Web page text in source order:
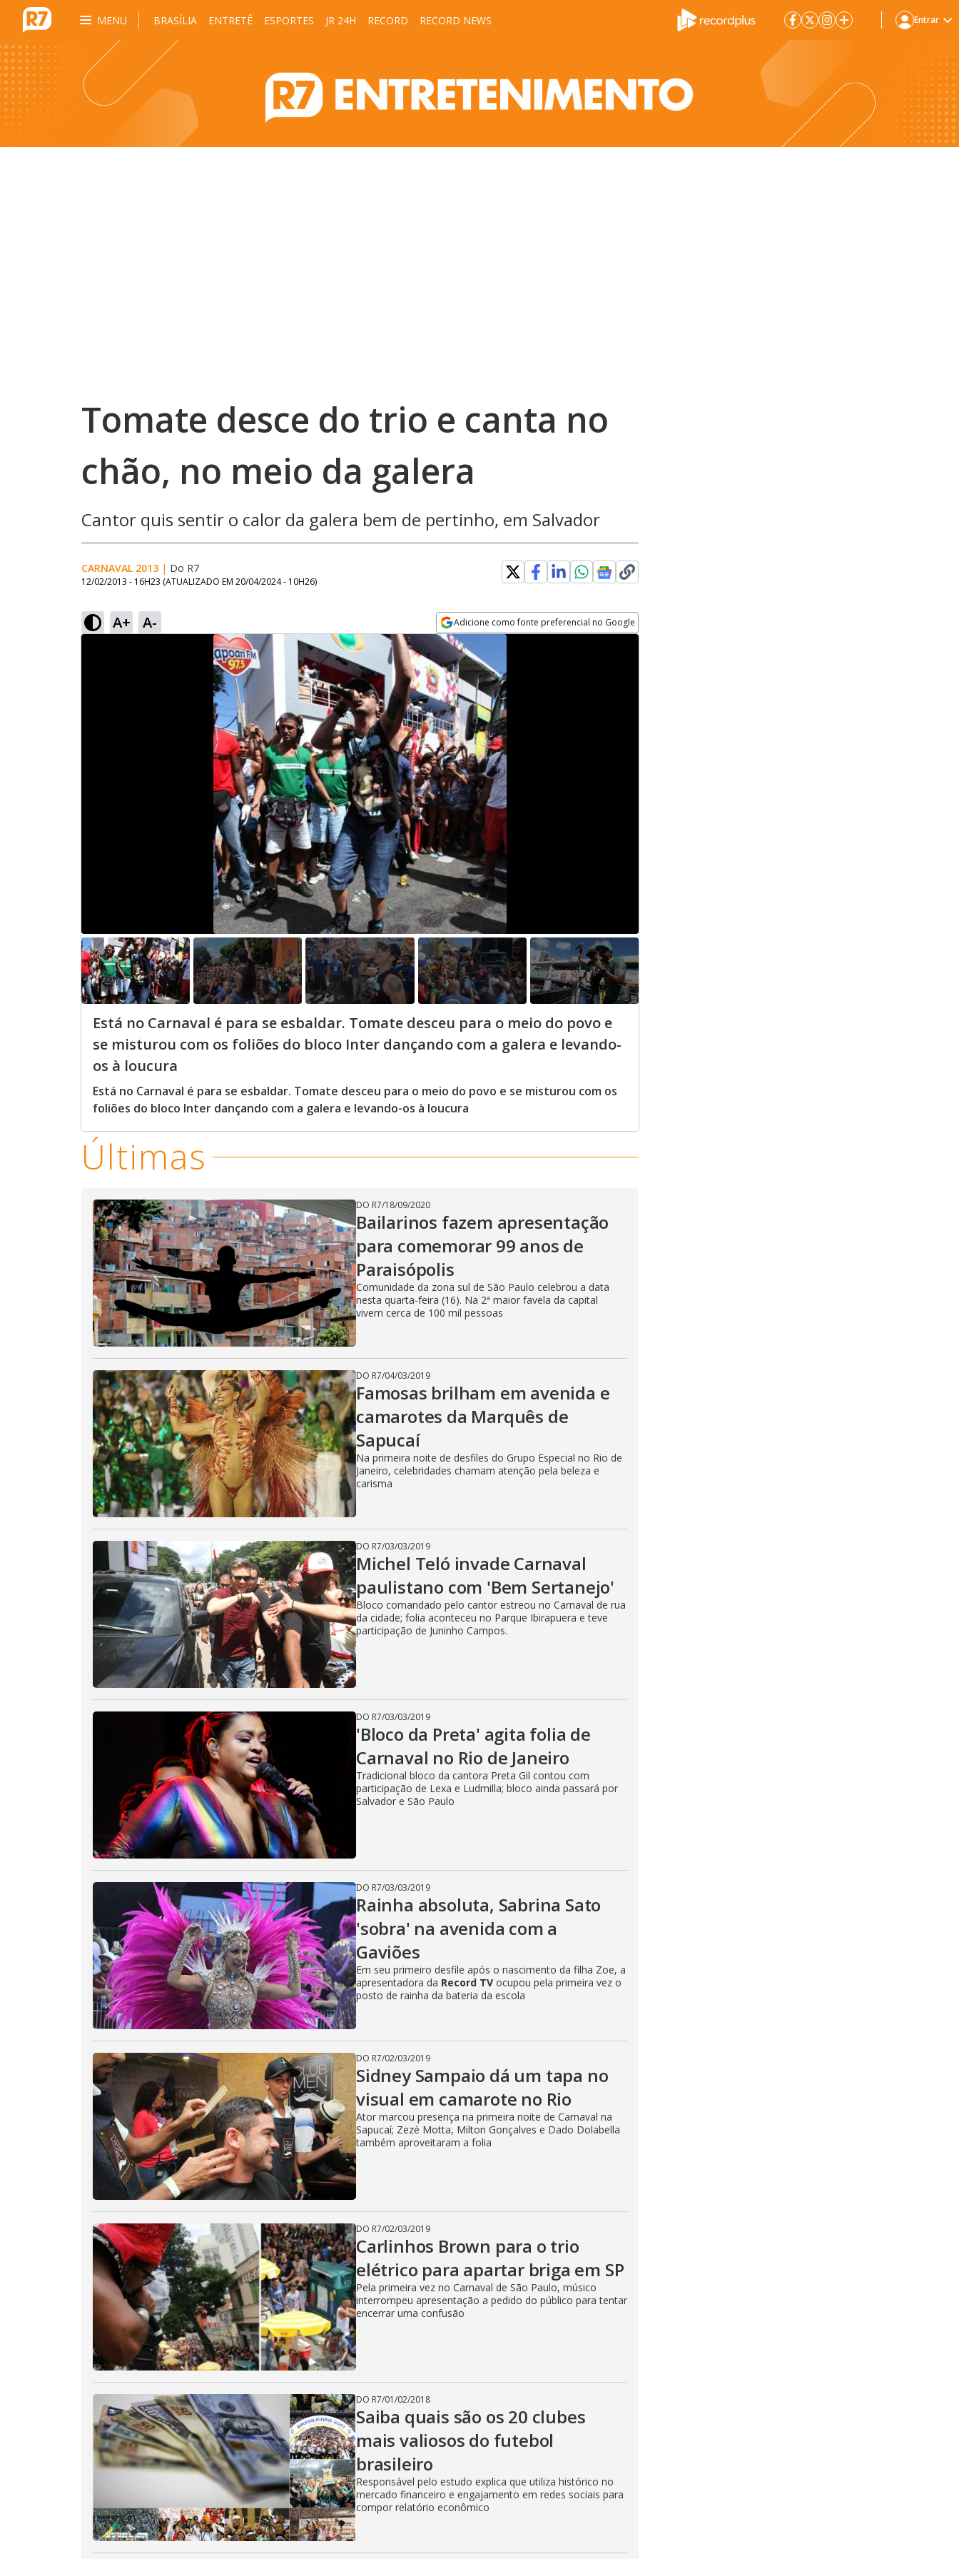
MENU BRASÍLIA ENTRETÊ ESPORTES JR 24H RECORD RECORD NEWS Entrar
Tomate desce do trio e canta no
chão, no meio da galera
Cantor quis sentir o calor da galera bem de pertinho, em Salvador
CARNAVAL 2013 | Do R7
12/02/2013 - 16H23 (ATUALIZADO EM 20/04/2024 - 10H26)
A+ A- Adicione como fonte preferencial no Google
Opens in new window
Está no Carnaval é para se esbaldar. Tomate desceu para o meio do povo e
se misturou com os foliões do bloco Inter dançando com a galera e levando-
os à loucura
Está no Carnaval é para se esbaldar. Tomate desceu para o meio do povo e se misturou com os
foliões do bloco Inter dançando com a galera e levando-os à loucura
Últimas
DO R7/18/09/2020
Bailarinos fazem apresentação
para comemorar 99 anos de
Paraisópolis
Comunidade da zona sul de São Paulo celebrou a data
nesta quarta-feira (16). Na 2ª maior favela da capital
vivem cerca de 100 mil pessoas
DO R7/04/03/2019
Famosas brilham em avenida e
camarotes da Marquês de
Sapucaí
Na primeira noite de desfiles do Grupo Especial no Rio de
Janeiro, celebridades chamam atenção pela beleza e
carisma
DO R7/03/03/2019
Michel Teló invade Carnaval
paulistano com 'Bem Sertanejo'
Bloco comandado pelo cantor estreou no Carnaval de rua
da cidade; folia aconteceu no Parque Ibirapuera e teve
participação de Juninho Campos.
DO R7/03/03/2019
'Bloco da Preta' agita folia de
Carnaval no Rio de Janeiro
Tradicional bloco da cantora Preta Gil contou com
participação de Lexa e Ludmilla; bloco ainda passará por
Salvador e São Paulo
DO R7/03/03/2019
Rainha absoluta, Sabrina Sato
'sobra' na avenida com a
Gaviões
Em seu primeiro desfile após o nascimento da filha Zoe, a
apresentadora da Record TV ocupou pela primeira vez o
posto de rainha da bateria da escola
DO R7/02/03/2019
Sidney Sampaio dá um tapa no
visual em camarote no Rio
Ator marcou presença na primeira noite de Carnaval na
Sapucaí; Zezé Motta, Milton Gonçalves e Dado Dolabella
também aproveitaram a folia
DO R7/02/03/2019
Carlinhos Brown para o trio
elétrico para apartar briga em SP
Pela primeira vez no Carnaval de São Paulo, músico
interrompeu apresentação a pedido do público para tentar
encerrar uma confusão
DO R7/01/02/2018
Saiba quais são os 20 clubes
mais valiosos do futebol
brasileiro
Responsável pelo estudo explica que utiliza histórico no
mercado financeiro e engajamento em redes sociais para
compor relatório econômico